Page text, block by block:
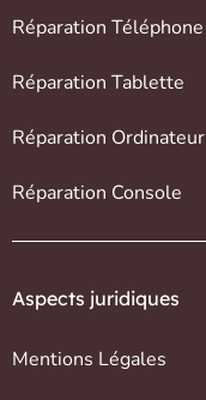
Réparation Téléphone
Réparation Tablette
Réparation Ordinateur
Réparation Console
Aspects juridiques
Mentions Légales